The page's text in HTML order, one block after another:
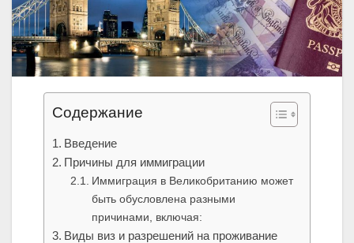
Содержание
Введение
Причины для иммиграции
Иммиграция в Великобританию может
быть обусловлена разными
причинами, включая:
Виды виз и разрешений на проживание